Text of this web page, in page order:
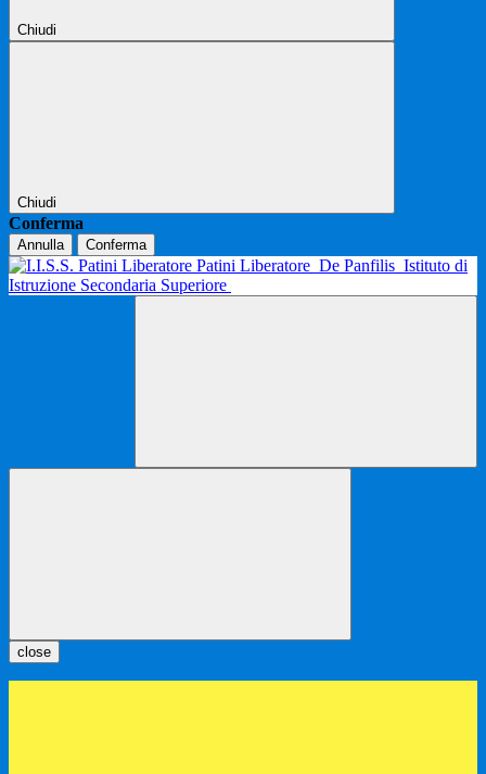
Chiudi
Chiudi
Conferma
Annulla Conferma
Patini Liberatore De Panfilis Istituto di
Istruzione Secondaria Superiore
close